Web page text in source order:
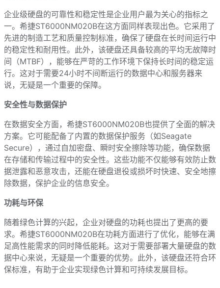
企业级硬盘的可靠性和稳定性是企业用户最为关心的指标之
一。希捷ST6000NM020B在这方面同样表现出色。它采用了
先进的制造工艺和质量控制标准，确保了硬盘在长时间运行中
的稳定性和耐用性。此外，该硬盘还具备较高的平均无故障时
间（MTBF），能够在严苛的工作环境下保持长时间的稳定运
行。这对于需要24小时不间断运行的数据中心和服务器来
说，无疑是一个重要的保障。
安全性与数据保护
在数据安全方面，希捷ST6000NM020B也提供了全面的解决
方案。它可能配备了内置的数据保护服务（如Seagate
Secure），通过自加密盘、瞬时安全擦除等功能，确保数据
在存储和传输过程中的安全性。这些功能不仅能够有效防止数
据泄露和恶意攻击，还能在硬盘退役或损坏时快速、安全地擦
除数据，保护企业的信息安全。
功耗与环保
随着绿色计算的兴起，企业对硬盘的功耗也提出了更高的要
求。希捷ST6000NM020B在功耗方面进行了优化，能够在满
足高性能需求的同时降低能耗。这对于需要部署大量硬盘的数
据中心来说，无疑是一个重要的优势。此外，该硬盘还符合环
保标准，有助于企业实现绿色计算和可持续发展目标。